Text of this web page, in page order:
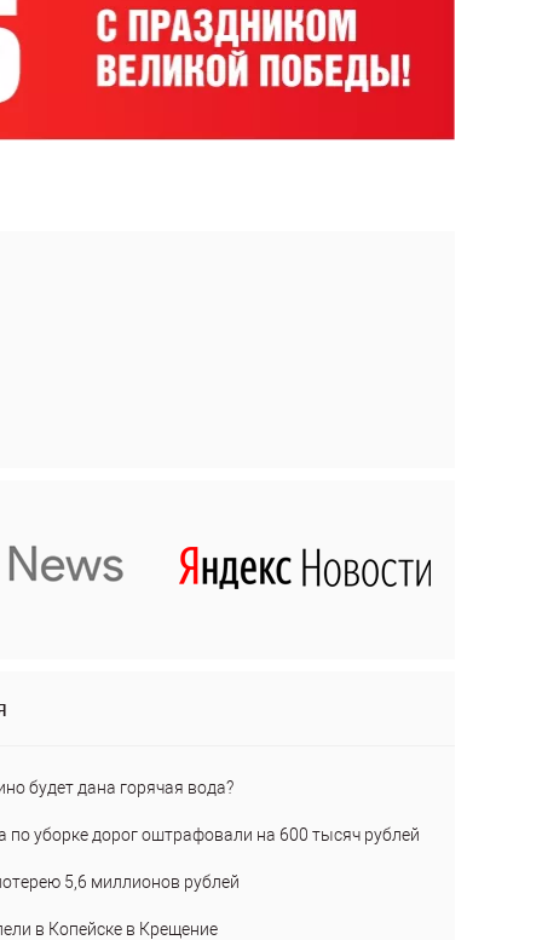
будет дана горячая вода?
по уборке дорог оштрафовали на 600 тысяч рублей
5,6 миллионов рублей
в Копейске в Крещение